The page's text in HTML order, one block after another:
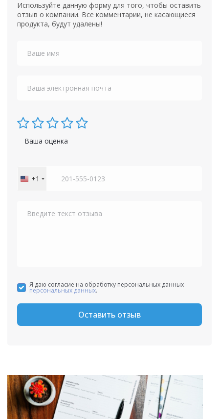
Используйте данную форму для того, чтобы оставить
отзыв о компании. Все комментарии, не касающиеся
продукта, будут удалены!
Ваша оценка
United
+1
Я даю согласие на обработку персональных данных
персональных данных.
Оставить отзыв